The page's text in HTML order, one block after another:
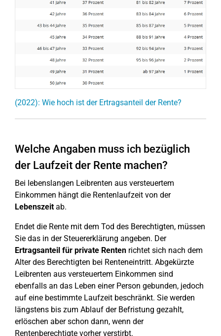
(2022): Wie hoch ist der Ertragsanteil der Rente?
Welche Angaben muss ich bezüglich
der Laufzeit der Rente machen?
Bei lebenslangen Leibrenten aus versteuertem
Einkommen hängt die Rentenlaufzeit von der
Lebenszeitab.
Endet die Rente mit dem Tod des Berechtigten, müssen
Sie das in der Steuererklärung angeben. Der
Ertragsanteil für private Renten richtet sich nach dem
Alter des Berechtigten bei Renteneintritt. Abgekürzte
Leibrenten aus versteuertem Einkommen sind
ebenfalls an das Leben einer Person gebunden, jedoch
auf eine bestimmte Laufzeit beschränkt. Sie werden
längstens bis zum Ablauf der Befristung gezahlt,
erlöschen aber schon dann, wenn der
Rentenberechtigte vorher verstirbt.